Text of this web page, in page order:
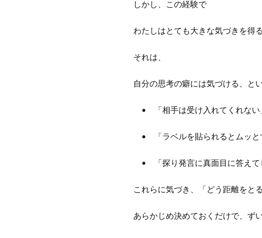
しかし、この経験で
わたしはとても大きな気づきを得
それは、
自分の思考の癖には気づける、と
• 「相手は受け入れてくれない
• 「ラベルを貼られるとムッと
• 「探り発言に真面目に答えて
これらに気づき、「どう距離をと
あらかじめ決めておくだけで、ず